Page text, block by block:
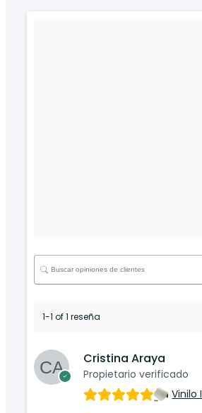
1-1 of 1 reseña
Cristina Araya
Propietario verificado
Vinilo